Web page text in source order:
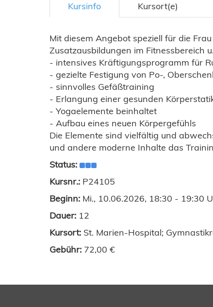
Kursinfo Kursort(e)
Mit diesem Angebot speziell für die
Zusatzausbildungen im Fitnessbereich
- intensives Kräftigungsprogramm für
- gezielte Festigung von Po-,
- sinnvolles Gefäßtraining
- Erlangung einer gesunden
- Yogaelemente beinhaltet
- Aufbau eines neuen Körpergefühls
Die Elemente sind vielfältig und
und andere moderne Inhalte das
Status:
Kursnr.: P24105
Beginn: Mi., 10.06.2026, 18:30 - 19:30
Dauer: 12
Kursort: St. Marien-Hospital;
Gebühr: 72,00 €